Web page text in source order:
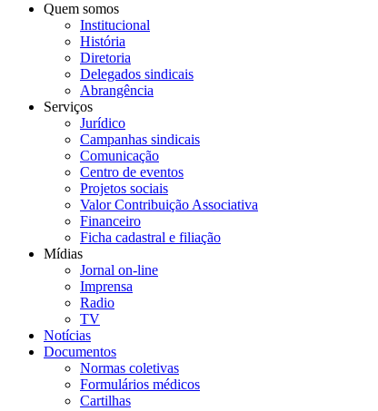
Quem somos
Institucional
História
Diretoria
Delegados sindicais
Abrangência
Serviços
Jurídico
Campanhas sindicais
Comunicação
Centro de eventos
Projetos sociais
Valor Contribuição Associativa
Financeiro
Ficha cadastral e filiação
Mídias
Jornal on-line
Imprensa
Radio
TV
Notícias
Documentos
Normas coletivas
Formulários médicos
Cartilhas